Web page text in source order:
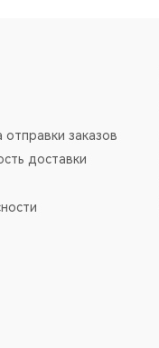
отправки заказов
доставки